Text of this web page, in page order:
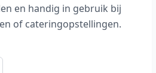
en handig in gebruik bij
of cateringopstellingen.